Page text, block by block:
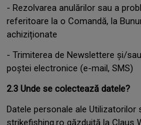
- Rezolvarea anulărilor sau a
referitoare la o Comandă, la
achiziționate
- Trimiterea de Newslettere și/
poștei electronice (e-mail, SMS)
2.3 Unde se colectează datele?
Datele personale ale
strikefishing.ro găzduită la Claus